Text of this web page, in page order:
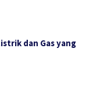
dan Gas yang